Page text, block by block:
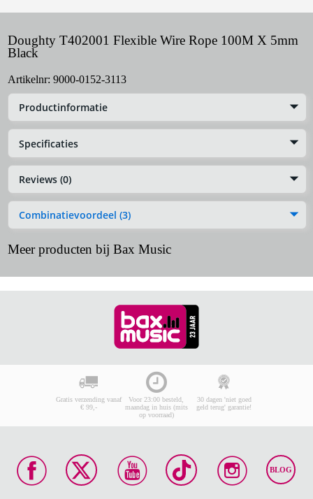
Doughty T402001 Flexible Wire Rope 100M X 5mm
Black
Artikelnr: 9000-0152-3113
Productinformatie
Specificaties
Reviews (0)
Combinatievoordeel (3)
Meer producten bij Bax Music
Gratis verzending vanaf
€ 99,-
Voor 23:00 besteld,
maandag in huis (mits
op voorraad)
30 dagen 'niet goed
geld terug' garantie!
BLOG